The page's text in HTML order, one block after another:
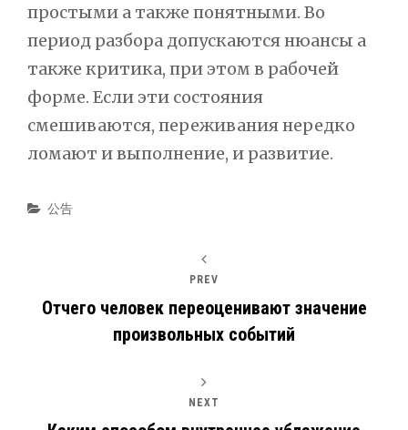
простыми а также понятными. Во
период разбора допускаются нюансы а
также критика, при этом в рабочей
форме. Если эти состояния
смешиваются, переживания нередко
ломают и выполнение, и развитие.
Categories
公告
PREV
Отчего человек переоценивают значение
произвольных событий
NEXT